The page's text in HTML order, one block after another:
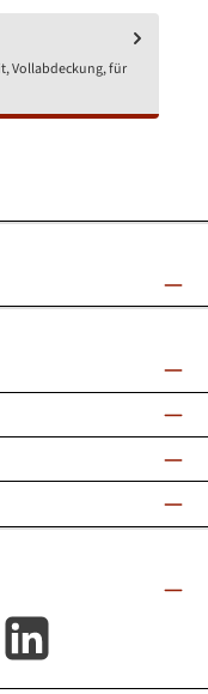
Vollabdeckung, für
LinkedIn